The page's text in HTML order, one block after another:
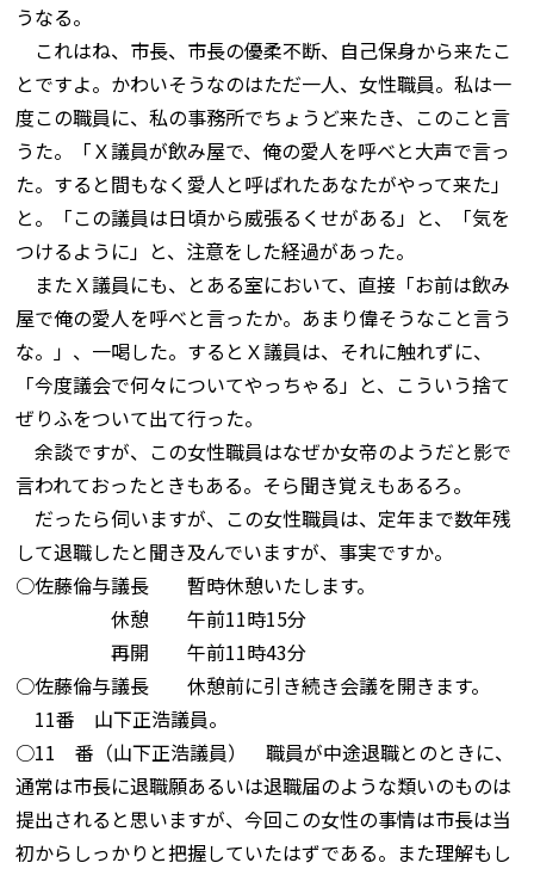
うなる。
これはね、市長、市長の優柔不断、自己保身から来たこ
とですよ。かわいそうなのはただ一人、女性職員。私は一
度この職員に、私の事務所でちょうど来たき、このこと言
うた。「Ｘ議員が飲み屋で、俺の愛人を呼べと大声で言っ
た。すると間もなく愛人と呼ばれたあなたがやって来た」
と。「この議員は日頃から威張るくせがある」と、「気を
つけるように」と、注意をした経過があった。
またＸ議員にも、とある室において、直接「お前は飲み
屋で俺の愛人を呼べと言ったか。あまり偉そうなこと言う
な。」、一喝した。するとＸ議員は、それに触れずに、
「今度議会で何々についてやっちゃる」と、こういう捨て
ぜりふをついて出て行った。
余談ですが、この女性職員はなぜか女帝のようだと影で
言われておったときもある。そら聞き覚えもあるろ。
だったら伺いますが、この女性職員は、定年まで数年残
して退職したと聞き及んでいますが、事実ですか。
○佐藤倫与議長 暫時休憩いたします。
休憩 午前11時15分
再開 午前11時43分
○佐藤倫与議長 休憩前に引き続き会議を開きます。
11番 山下正浩議員。
○11 番（山下正浩議員） 職員が中途退職とのときに、
通常は市長に退職願あるいは退職届のような類いのものは
提出されると思いますが、今回この女性の事情は市長は当
初からしっかりと把握していたはずである。また理解もし